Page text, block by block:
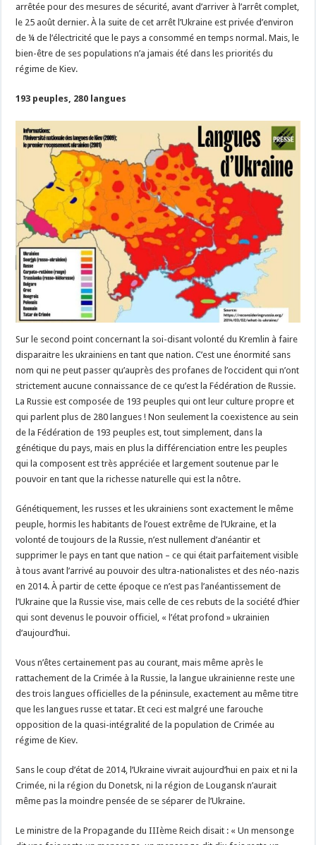
arrêtée pour des mesures de sécurité, avant d’arriver à l’arrêt complet,
le 25 août dernier. À la suite de cet arrêt l’Ukraine est privée d’environ
de ¼ de l’électricité que le pays a consommé en temps normal. Mais, le
bien-être de ses populations n’a jamais été dans les priorités du
régime de Kiev.
193 peuples, 280 langues
Sur le second point concernant la soi-disant volonté du Kremlin à faire
disparaitre les ukrainiens en tant que nation. C’est une énormité sans
nom qui ne peut passer qu’auprès des profanes de l’occident qui n’ont
strictement aucune connaissance de ce qu’est la Fédération de Russie.
La Russie est composée de 193 peuples qui ont leur culture propre et
qui parlent plus de 280 langues ! Non seulement la coexistence au sein
de la Fédération de 193 peuples est, tout simplement, dans la
génétique du pays, mais en plus la différenciation entre les peuples
qui la composent est très appréciée et largement soutenue par le
pouvoir en tant que la richesse naturelle qui est la nôtre.
Génétiquement, les russes et les ukrainiens sont exactement le même
peuple, hormis les habitants de l’ouest extrême de l’Ukraine, et la
volonté de toujours de la Russie, n’est nullement d’anéantir et
supprimer le pays en tant que nation – ce qui était parfaitement visible
à tous avant l’arrivé au pouvoir des ultra-nationalistes et des néo-nazis
en 2014. À partir de cette époque ce n’est pas l’anéantissement de
l’Ukraine que la Russie vise, mais celle de ces rebuts de la société d’hier
qui sont devenus le pouvoir officiel, « l’état profond » ukrainien
d’aujourd’hui.
Vous n’êtes certainement pas au courant, mais même après le
rattachement de la Crimée à la Russie, la langue ukrainienne reste une
des trois langues officielles de la péninsule, exactement au même titre
que les langues russe et tatar. Et ceci est malgré une farouche
opposition de la quasi-intégralité de la population de Crimée au
régime de Kiev.
Sans le coup d’état de 2014, l’Ukraine vivrait aujourd’hui en paix et ni la
Crimée, ni la région du Donetsk, ni la région de Lougansk n’aurait
même pas la moindre pensée de se séparer de l’Ukraine.
Le ministre de la Propagande du IIIème Reich disait : « Un mensonge